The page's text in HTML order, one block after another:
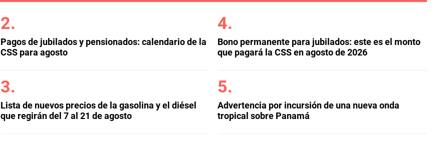
Pagos de jubilados y pensionados: calendario de la
CSS para agosto
Lista de nuevos precios de la gasolina y el diésel
que regirán del 7 al 21 de agosto
Bono permanente para jubilados: este es el monto
que pagará la CSS en agosto de 2026
Advertencia por incursión de una nueva onda
tropical sobre Panamá